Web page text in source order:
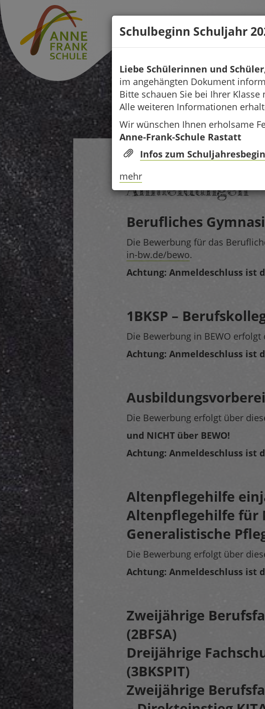
Direkt
zum
Inhalt
Anmeldungen
Berufliches
Die Bewerbung für das
in-bw.de/bewo.
Achtung: Anmeldeschluss ist
1BKSP –
Die Bewerbung in BEWO
Achtung: Anmeldeschluss ist
Die Bewerbung erfolgt über
und NICHT über BEWO!
Achtung: Anmeldeschluss ist
Altenpflegehilfe
Altenpflegehilfe für
Generalistische
Die Bewerbung erfolgt über
Achtung: Anmeldeschluss ist
Zweijährige
(2BFSA)
Dreijährige
(3BKSPIT)
Zweijährige
Schulbeginn Schuljahr
Liebe Schülerinnen und
im angehängten Dokument
Bitte schauen Sie bei Ihrer
Alle weiteren Informationen
Wir wünschen Ihnen erholsame
Anne-Frank-Schule Rastatt
Infos zum
mehr